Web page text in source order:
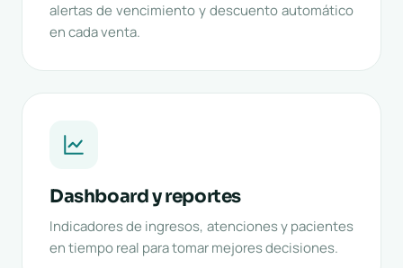
alertas de vencimiento y descuento automático
en cada venta.
Dashboard y reportes
Indicadores de ingresos, atenciones y pacientes
en tiempo real para tomar mejores decisiones.